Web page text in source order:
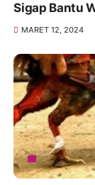
Sigap Bantu
MARET 12, 2024